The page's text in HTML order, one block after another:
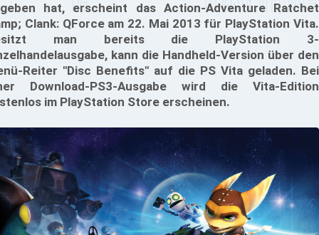
hat, erscheint das Action-Adventure Ratchet
Clank: QForce am 22. Mai 2013 für PlayStation Vita.
man bereits die PlayStation 3-
kann die Handheld-Version über den
Reiter "Disc Benefits" auf die PS Vita geladen. Bei
Download-PS3-Ausgabe wird die Vita-Edition
im PlayStation Store erscheinen.